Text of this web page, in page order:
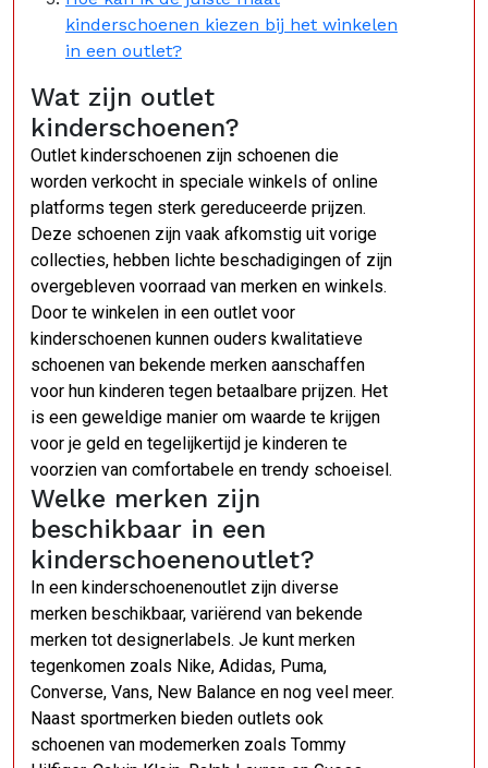
kinderschoenen kiezen bij het winkelen
in een outlet?
Wat zijn outlet
kinderschoenen?
Outlet kinderschoenen zijn schoenen die
worden verkocht in speciale winkels of online
platforms tegen sterk gereduceerde prijzen.
Deze schoenen zijn vaak afkomstig uit vorige
collecties, hebben lichte beschadigingen of zijn
overgebleven voorraad van merken en winkels.
Door te winkelen in een outlet voor
kinderschoenen kunnen ouders kwalitatieve
schoenen van bekende merken aanschaffen
voor hun kinderen tegen betaalbare prijzen. Het
is een geweldige manier om waarde te krijgen
voor je geld en tegelijkertijd je kinderen te
voorzien van comfortabele en trendy schoeisel.
Welke merken zijn
beschikbaar in een
kinderschoenenoutlet?
In een kinderschoenenoutlet zijn diverse
merken beschikbaar, variërend van bekende
merken tot designerlabels. Je kunt merken
tegenkomen zoals Nike, Adidas, Puma,
Converse, Vans, New Balance en nog veel meer.
Naast sportmerken bieden outlets ook
schoenen van modemerken zoals Tommy